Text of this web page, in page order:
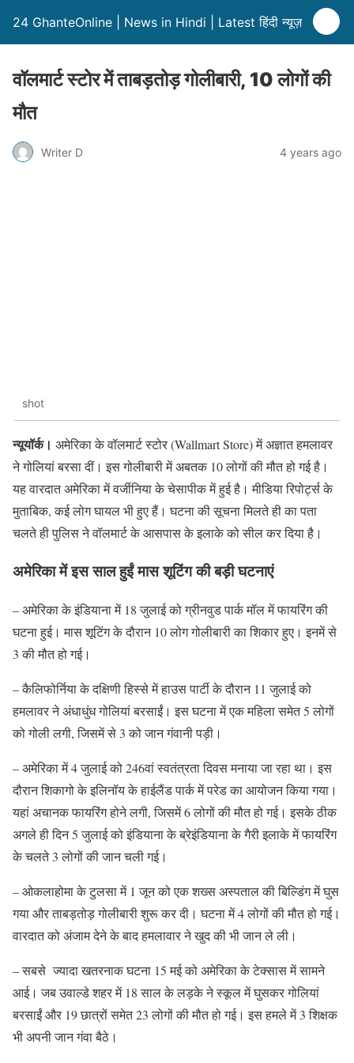
24 GhanteOnline | News in Hindi | Latest हिंदी न्यूज़
वॉलमार्ट स्टोर में ताबड़तोड़ गोलीबारी, 10 लोगों की
मौत
Writer D 4 years ago
shot
न्यूयॉर्क। अमेरिका के वॉलमार्ट स्टोर (Wallmart Store) में अज्ञात हमलावर
ने गोलियां बरसा दीं। इस गोलीबारी में अबतक 10 लोगों की मौत हो गई है।
यह वारदात अमेरिका में वर्जीनिया के चेसापीक में हुई है। मीडिया रिपोर्ट्स के
मुताबिक, कई लोग घायल भी हुए हैं। घटना की सूचना मिलते ही का पता
चलते ही पुलिस ने वॉलमार्ट के आसपास के इलाके को सील कर दिया है।
अमेरिका में इस साल हुईं मास शूटिंग की बड़ी घटनाएं
– अमेरिका के इंडियाना में 18 जुलाई को ग्रीनवुड पार्क मॉल में फायरिंग की
घटना हुई। मास शूटिंग के दौरान 10 लोग गोलीबारी का शिकार हुए। इनमें से
3 की मौत हो गई।
– कैलिफोर्निया के दक्षिणी हिस्से में हाउस पार्टी के दौरान 11 जुलाई को
हमलावर ने अंधाधुंध गोलियां बरसाईं। इस घटना में एक महिला समेत 5 लोगों
को गोली लगी, जिसमें से 3 को जान गंवानी पड़ी।
– अमेरिका में 4 जुलाई को 246वां स्वतंत्रता दिवस मनाया जा रहा था। इस
दौरान शिकागो के इलिनॉय के हाईलैंड पार्क में परेड का आयोजन किया गया।
यहां अचानक फायरिंग होने लगी, जिसमें 6 लोगों की मौत हो गई। इसके ठीक
अगले ही दिन 5 जुलाई को इंडियाना के ब्रेइंडियाना के गैरी इलाके में फायरिंग
के चलते 3 लोगों की जान चली गई।
– ओकलाहोमा के टुलसा में 1 जून को एक शख्स अस्पताल की बिल्डिंग में घुस
गया और ताबड़तोड़ गोलीबारी शुरू कर दी। घटना में 4 लोगों की मौत हो गई।
वारदात को अंजाम देने के बाद हमलावार ने खुद की भी जान ले ली।
– सबसे ज्यादा खतरनाक घटना 15 मई को अमेरिका के टेक्सास में सामने
आई। जब उवाल्डे शहर में 18 साल के लड़के ने स्कूल में घुसकर गोलियां
बरसाईं और 19 छात्रों समेत 23 लोगों की मौत हो गई। इस हमले में 3 शिक्षक
भी अपनी जान गंवा बैठे।